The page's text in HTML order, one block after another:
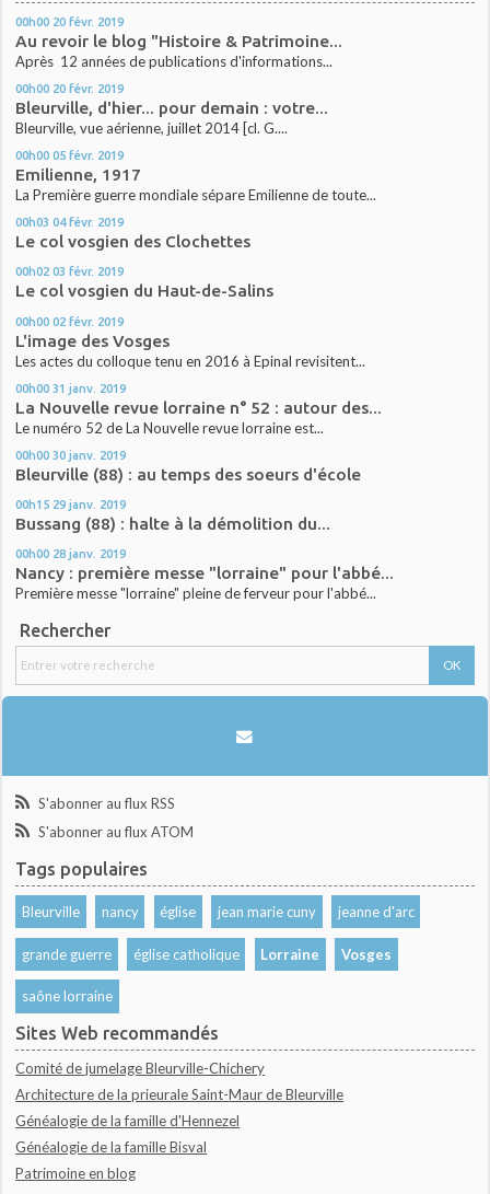
00h00 20 févr. 2019
Au revoir le blog "Histoire & Patrimoine...
Après 12 années de publications d'informations...
00h00 20 févr. 2019
Bleurville, d'hier... pour demain : votre...
Bleurville, vue aérienne, juillet 2014 [cl. G....
00h00 05 févr. 2019
Emilienne, 1917
La Première guerre mondiale sépare Emilienne de toute...
00h03 04 févr. 2019
Le col vosgien des Clochettes
00h02 03 févr. 2019
Le col vosgien du Haut-de-Salins
00h00 02 févr. 2019
L'image des Vosges
Les actes du colloque tenu en 2016 à Epinal revisitent...
00h00 31 janv. 2019
La Nouvelle revue lorraine n° 52 : autour des...
Le numéro 52 de La Nouvelle revue lorraine est...
00h00 30 janv. 2019
Bleurville (88) : au temps des soeurs d'école
00h15 29 janv. 2019
Bussang (88) : halte à la démolition du...
00h00 28 janv. 2019
Nancy : première messe "lorraine" pour l'abbé...
Première messe "lorraine" pleine de ferveur pour l'abbé...
Rechercher
S'abonner au flux RSS
S'abonner au flux ATOM
Tags populaires
Bleurville nancy église jean marie cuny jeanne d'arc
grande guerre église catholique Lorraine Vosges
saône lorraine
Sites Web recommandés
Comité de jumelage Bleurville-Chichery
Architecture de la prieurale Saint-Maur de Bleurville
Généalogie de la famille d'Hennezel
Généalogie de la famille Bisval
Patrimoine en blog